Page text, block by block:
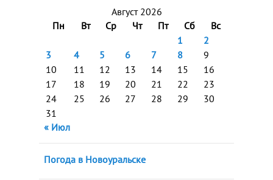
Август 2026
Пн
Вт Ср Чт Пт Сб
Вс
1
2
3
4 5 6 7 8
9
10
11 12 13 14 15
16
17
18 19 20 21 22
23
24
25 26 27 28 29
30
31
« Июл
Погода в Новоуральске